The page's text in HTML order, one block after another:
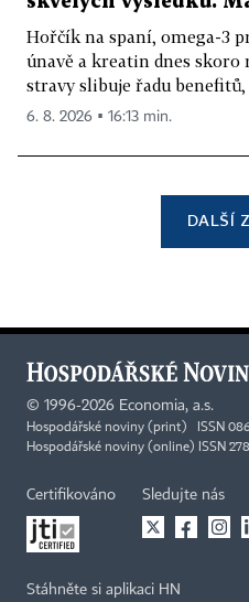
Hořčík na spaní, omega-3
únavě a kreatin dnes skoro
stravy slibuje řadu benefitů,
6. 8. 2026 ▪ 16:13 min.
DALŠÍ
© 1996-2026 Economia, a.s.
Hospodářské noviny (print) ISSN
Hospodářské noviny (online) ISSN
Certifikováno Sledujte nás
Stáhněte si aplikaci HN